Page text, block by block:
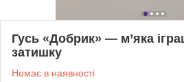
Гусь «Добрик» — м’яка
затишку
Немає в наявності